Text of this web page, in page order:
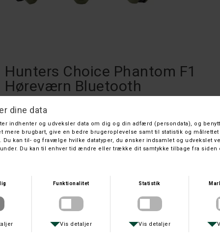
Hunters Choice Phantom F1
Høreværn Bluetooth
Hunters Choice
DKK 999,-
Leveringstid: 1 hverdage